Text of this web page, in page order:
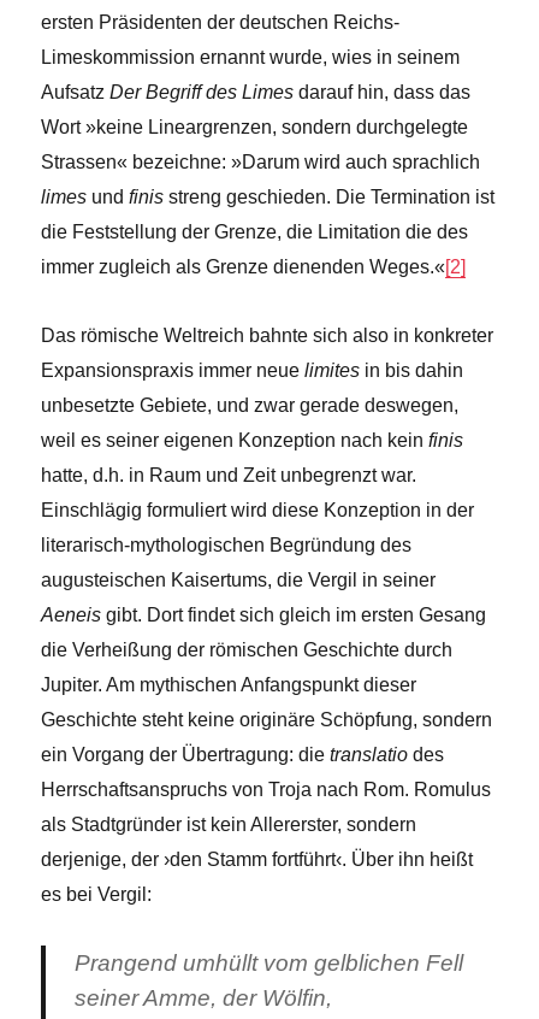
ersten Präsidenten der deutschen Reichs-
Limeskommission ernannt wurde, wies in seinem
AufsatzDer Begriff des Limesdarauf hin, dass das
Wort »keine Lineargrenzen, sondern durchgelegte
Strassen« bezeichne: »Darum wird auch sprachlich
limes undfinis streng geschieden. Die Termination ist
die Feststellung der Grenze, die Limitation die des
immer zugleich als Grenze dienenden Weges.«[2]
Das römische Weltreich bahnte sich also in konkreter
Expansionspraxis immer neuelimites in bis dahin
unbesetzte Gebiete, und zwar gerade deswegen,
weil es seiner eigenen Konzeption nach keinfinis
hatte, d.h. in Raum und Zeit unbegrenzt war.
Einschlägig formuliert wird diese Konzeption in der
literarisch-mythologischen Begründung des
augusteischen Kaisertums, die Vergil in seiner
Aeneis gibt. Dort findet sich gleich im ersten Gesang
die Verheißung der römischen Geschichte durch
Jupiter. Am mythischen Anfangspunkt dieser
Geschichte steht keine originäre Schöpfung, sondern
ein Vorgang der Übertragung: dietranslatio des
Herrschaftsanspruchs von Troja nach Rom. Romulus
als Stadtgründer ist kein Allererster, sondern
derjenige, der ›den Stamm fortführt‹. Über ihn heißt
es bei Vergil:
Prangend umhüllt vom gelblichen Fell
seiner Amme, der Wölfin,